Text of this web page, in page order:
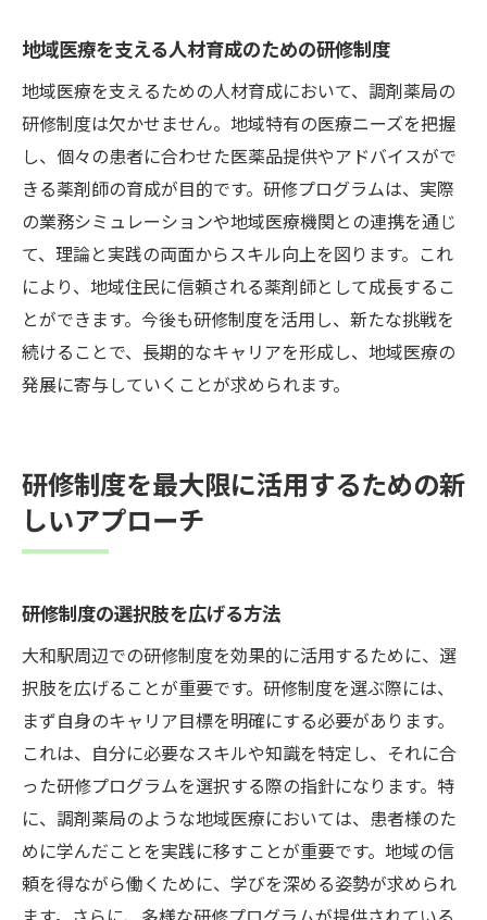
地域医療を支える人材育成のための研修制度
地域医療を支えるための人材育成において、調剤薬局の
研修制度は欠かせません。地域特有の医療ニーズを把握
し、個々の患者に合わせた医薬品提供やアドバイスがで
きる薬剤師の育成が目的です。研修プログラムは、実際
の業務シミュレーションや地域医療機関との連携を通じ
て、理論と実践の両面からスキル向上を図ります。これ
により、地域住民に信頼される薬剤師として成長するこ
とができます。今後も研修制度を活用し、新たな挑戦を
続けることで、長期的なキャリアを形成し、地域医療の
発展に寄与していくことが求められます。
研修制度を最大限に活用するための新
しいアプローチ
研修制度の選択肢を広げる方法
大和駅周辺での研修制度を効果的に活用するために、選
択肢を広げることが重要です。研修制度を選ぶ際には、
まず自身のキャリア目標を明確にする必要があります。
これは、自分に必要なスキルや知識を特定し、それに合
った研修プログラムを選択する際の指針になります。特
に、調剤薬局のような地域医療においては、患者様のた
めに学んだことを実践に移すことが重要です。地域の信
頼を得ながら働くために、学びを深める姿勢が求められ